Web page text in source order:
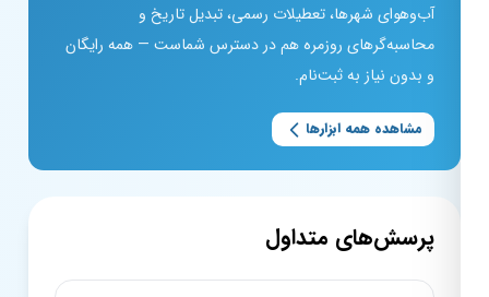
آب‌وهوای شهرها، تعطیلات رسمی، تبدیل تاریخ و
محاسبه‌گرهای روزمره هم در دسترس شماست — همه رایگان
و بدون نیاز به ثبت‌نام.
مشاهده همه ابزارها
پرسش‌های متداول